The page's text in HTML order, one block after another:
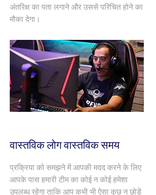
अंतरिक्ष का पता लगाने और उससे परिचित होने का
मौका देगा।
वास्तविक लोग वास्तविक समय
प्रक्रिया को समझने में आपकी मदद करने के लिए
आपके पास हमारी टीम का कोई न कोई हमेशा
उपलब्ध रहेगा ताकि आप कभी भी ऐसा कुछ न छोड़ें